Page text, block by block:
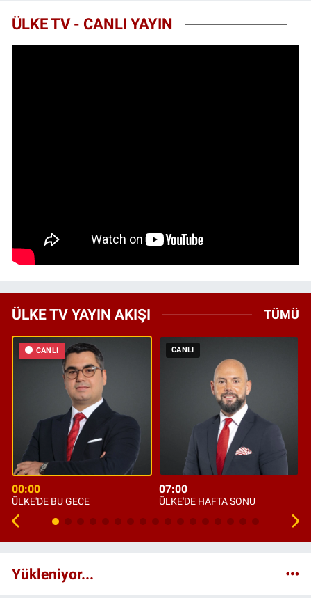
ÜLKE TV - CANLI YAYIN
ÜLKE TV YAYIN AKIŞI TÜMÜ
CANLI
00:00
ÜLKE'DE BU GECE
CANLI
07:00
ÜLKE'DE HAFTA SONU
Yükleniyor...